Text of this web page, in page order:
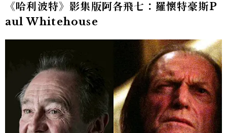
《哈利波特》影集版阿各飛七：羅懷特豪斯P
aul Whitehouse